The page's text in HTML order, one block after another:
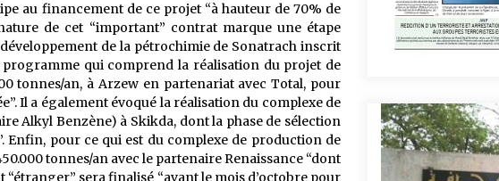
au financement de ce projet “à hauteur de 70% de
de cet “important” contrat marque une étape
de la pétrochimie de Sonatrach inscrit
programme qui comprend la réalisation du projet de
tonnes/an, à Arzew en partenariat avec Total, pour
Il a également évoqué la réalisation du complexe de
Alkyl Benzène) à Skikda, dont la phase de sélection
Enfin, pour ce qui est du complexe de production de
tonnes/an avec le partenaire Renaissance “dont
“étranger” sera finalisé “avant le mois d’octobre pour